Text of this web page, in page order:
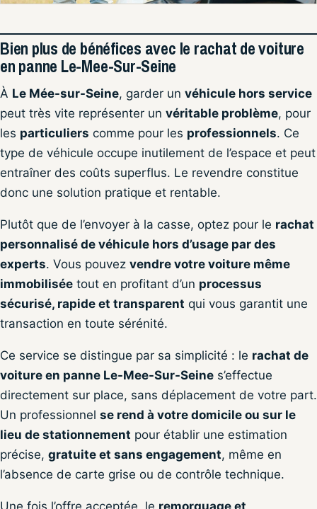
Bien plus de bénéfices avec le rachat de voiture
en panne Le-Mee-Sur-Seine
À Le Mée-sur-Seine, garder un véhicule hors service
peut très vite représenter un véritable problème, pour
les particuliers comme pour les professionnels. Ce
type de véhicule occupe inutilement de l’espace et peut
entraîner des coûts superflus. Le revendre constitue
donc une solution pratique et rentable.
Plutôt que de l’envoyer à la casse, optez pour le rachat
personnalisé de véhicule hors d’usage par des
experts. Vous pouvez vendre votre voiture même
immobilisée tout en profitant d’un processus
sécurisé, rapide et transparent qui vous garantit une
transaction en toute sérénité.
Ce service se distingue par sa simplicité : le rachat de
voiture en panne Le-Mee-Sur-Seine s’effectue
directement sur place, sans déplacement de votre part.
Un professionnel se rend à votre domicile ou sur le
lieu de stationnement pour établir une estimation
précise, gratuite et sans engagement, même en
l’absence de carte grise ou de contrôle technique.
Une fois l’offre acceptée, le remorquage et